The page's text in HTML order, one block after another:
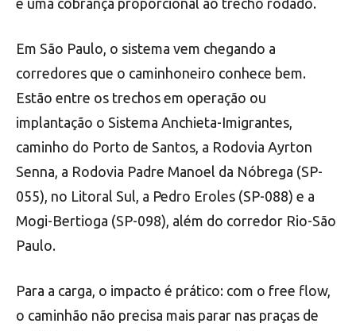
e uma cobrança proporcional ao trecho rodado.
Em São Paulo, o sistema vem chegando a
corredores que o caminhoneiro conhece bem.
Estão entre os trechos em operação ou
implantação o Sistema Anchieta-Imigrantes,
caminho do Porto de Santos, a Rodovia Ayrton
Senna, a Rodovia Padre Manoel da Nóbrega (SP-
055), no Litoral Sul, a Pedro Eroles (SP-088) e a
Mogi-Bertioga (SP-098), além do corredor Rio-São
Paulo.
Para a carga, o impacto é prático: com o free flow,
o caminhão não precisa mais parar nas praças de